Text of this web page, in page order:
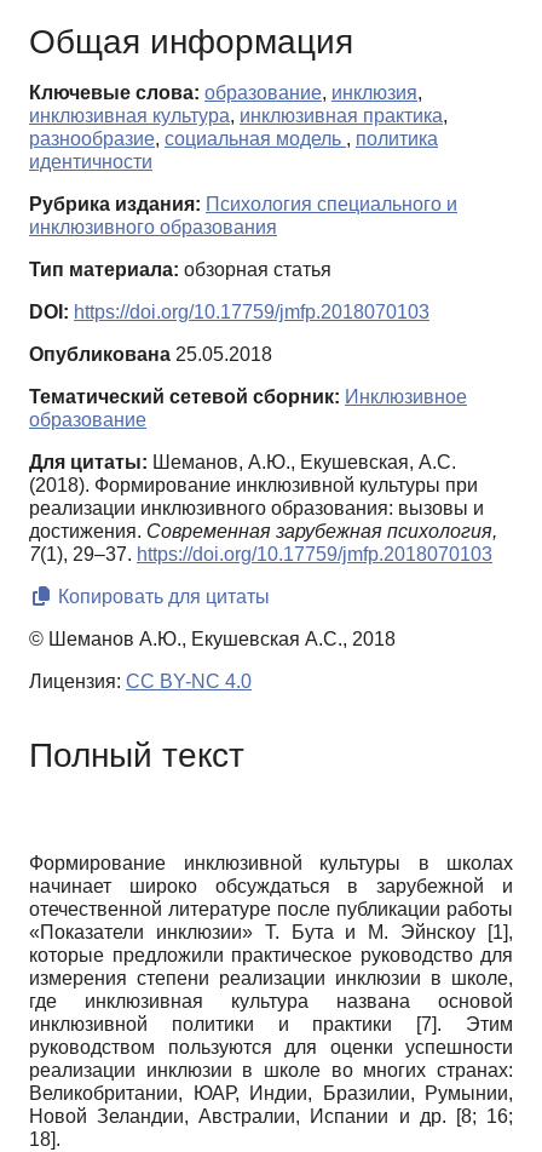
Общая информация
Ключевые слова: образование, инклюзия,
инклюзивная культура, инклюзивная практика,
разнообразие, социальная модель , политика
идентичности
Рубрика издания: Психология специального и
инклюзивного образования
Тип материала: обзорная статья
DOI: https://doi.org/10.17759/jmfp.2018070103
Опубликована 25.05.2018
Тематический сетевой сборник: Инклюзивное
образование
Для цитаты: Шеманов, А.Ю., Екушевская, А.С.
(2018). Формирование инклюзивной культуры при
реализации инклюзивного образования: вызовы и
достижения. Современная зарубежная психология,
7(1), 29–37. https://doi.org/10.17759/jmfp.2018070103
Копировать для цитаты
© Шеманов А.Ю., Екушевская А.С., 2018
Лицензия: CC BY-NC 4.0
Полный текст
Формирование инклюзивной культуры в школах
начинает широко обсуждаться в зарубежной и
отечественной литературе после публикации работы
«Показатели инклюзии» Т. Бута и М. Эйнскоу
[1],
которые предложили практическое руководство для
измерения степени реализации инклюзии в школе,
где инклюзивная культура названа основой
инклюзивной политики и практики
[7]. Этим
руководством пользуются для оценки успешности
реализации инклюзии в школе во многих странах:
Великобритании, ЮАР, Индии, Бразилии, Румынии,
Новой Зеландии, Австралии, Испании и др.
[8; 16;
18].